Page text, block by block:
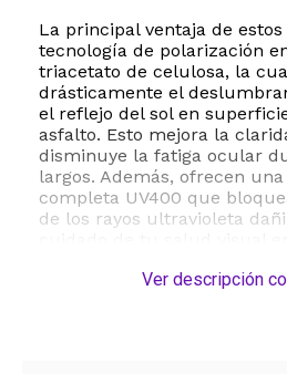
La principal ventaja de
tecnología de polarización
triacetato de celulosa, la
drásticamente el
el reflejo del sol en
asfalto. Esto mejora la
disminuye la fatiga ocular
largos. Además, ofrecen
completa UV400 que
de los rayos ultravioleta
Fabricados con un armazón
Ver descripción